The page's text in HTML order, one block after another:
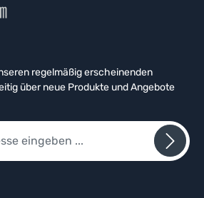
regelmäßig erscheinenden
über neue Produkte und Angebote